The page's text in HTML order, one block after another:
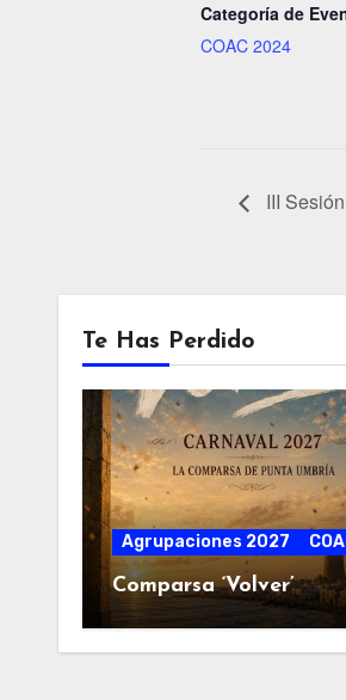
Categoría de
COAC 2024
III
Te Has Perdido
Agrupaciones 2027
Comparsa ‘Volver’